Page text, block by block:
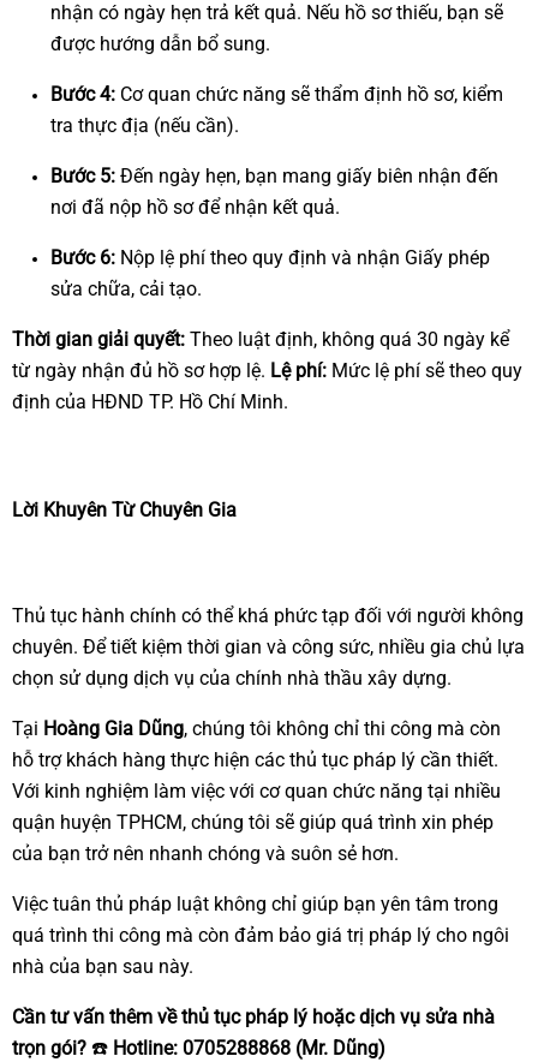
nhận có ngày hẹn trả kết quả. Nếu hồ sơ thiếu, bạn sẽ
được hướng dẫn bổ sung.
Bước 4: Cơ quan chức năng sẽ thẩm định hồ sơ, kiểm
tra thực địa (nếu cần).
Bước 5: Đến ngày hẹn, bạn mang giấy biên nhận đến
nơi đã nộp hồ sơ để nhận kết quả.
Bước 6: Nộp lệ phí theo quy định và nhận Giấy phép
sửa chữa, cải tạo.
Thời gian giải quyết: Theo luật định, không quá 30 ngày kể
từ ngày nhận đủ hồ sơ hợp lệ. Lệ phí: Mức lệ phí sẽ theo quy
định của HĐND TP. Hồ Chí Minh.
Lời Khuyên Từ Chuyên Gia
Thủ tục hành chính có thể khá phức tạp đối với người không
chuyên. Để tiết kiệm thời gian và công sức, nhiều gia chủ lựa
chọn sử dụng dịch vụ của chính nhà thầu xây dựng.
Tại Hoàng Gia Dũng, chúng tôi không chỉ thi công mà còn
hỗ trợ khách hàng thực hiện các thủ tục pháp lý cần thiết.
Với kinh nghiệm làm việc với cơ quan chức năng tại nhiều
quận huyện TPHCM, chúng tôi sẽ giúp quá trình xin phép
của bạn trở nên nhanh chóng và suôn sẻ hơn.
Việc tuân thủ pháp luật không chỉ giúp bạn yên tâm trong
quá trình thi công mà còn đảm bảo giá trị pháp lý cho ngôi
nhà của bạn sau này.
Cần tư vấn thêm về thủ tục pháp lý hoặc dịch vụ sửa nhà
trọn gói? ☎️ Hotline: 0705288868 (Mr. Dũng)